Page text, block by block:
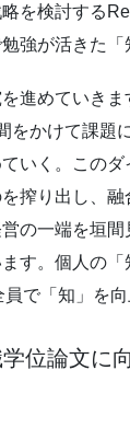
を検討する
強が活きた「
進めていき
かけて課
いく。この
搾り出し、
の一端を垣
す。個人の
で「知」を
位論文に